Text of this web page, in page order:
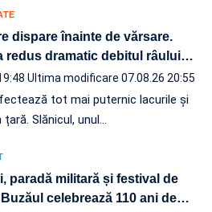
dispare înainte de vărsare.
redus dramatic debitul râului…
Ultima modificare 07.08.26 20:55
tot mai puternic lacurile și
țară. Slănicul, unul…
paradă militară și festival de
celebrează 110 ani de…